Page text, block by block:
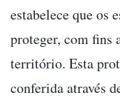
estabelece que os
proteger, com fins
território. Esta
conferida através